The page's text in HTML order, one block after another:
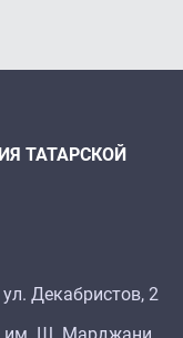
ТАТАРСКОЙ
Декабристов, 2